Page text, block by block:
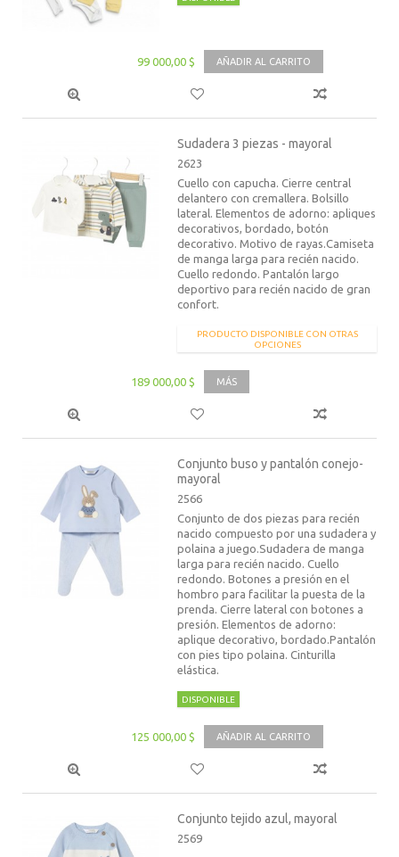
99 000,00 $ AÑADIR AL CARRITO
Sudadera 3 piezas - mayoral
2623
Cuello con capucha. Cierre central
delantero con cremallera. Bolsillo
lateral. Elementos de adorno: apliques
decorativos, bordado, botón
decorativo. Motivo de rayas.Camiseta
de manga larga para recién nacido.
Cuello redondo. Pantalón largo
deportivo para recién nacido de gran
confort.
PRODUCTO DISPONIBLE CON OTRAS
OPCIONES
189 000,00 $ MÁS
Conjunto buso y pantalón conejo-
mayoral
2566
Conjunto de dos piezas para recién
nacido compuesto por una sudadera y
polaina a juego.Sudadera de manga
larga para recién nacido. Cuello
redondo. Botones a presión en el
hombro para facilitar la puesta de la
prenda. Cierre lateral con botones a
presión. Elementos de adorno:
aplique decorativo, bordado.Pantalón
con pies tipo polaina. Cinturilla
elástica.
DISPONIBLE
125 000,00 $ AÑADIR AL CARRITO
Conjunto tejido azul, mayoral
2569